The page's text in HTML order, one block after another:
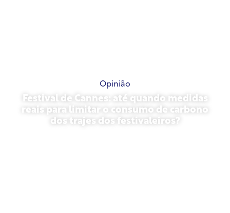
Opinião
Festival de Cannes: até quando medidas
reais para limitar o consumo de carbono
dos trajes dos festivaleiros?